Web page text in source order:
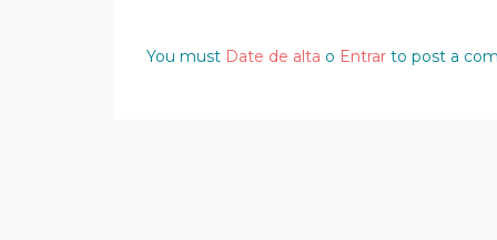
You must Date de alta o Entrar to post a